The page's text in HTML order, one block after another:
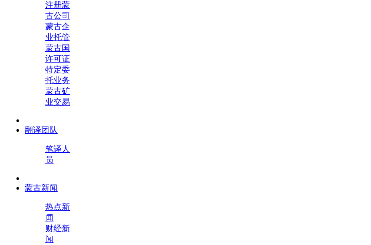
注册蒙
古公司
蒙古企
业托管
蒙古国
许可证
特定委
托业务
蒙古矿
业交易
翻译团队
笔译人
员
蒙古新闻
热点新
闻
财经新
闻